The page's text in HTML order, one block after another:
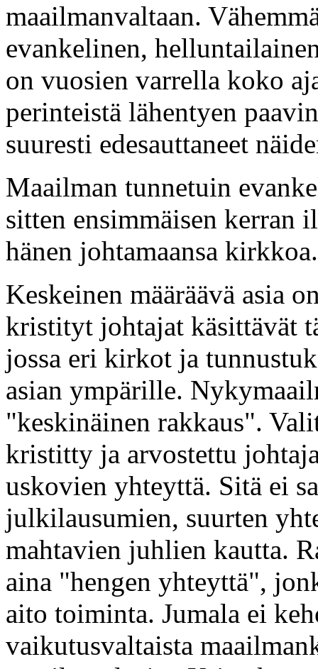
maailmanvaltaan.
evankelinen,
on vuosien varrella koko
perinteistä lähentyen
suuresti edesauttaneet
Maailman tunnetuin
sitten ensimmäisen kerran
hänen johtamaansa kirkkoa.
Keskeinen määräävä asia
kristityt johtajat käsittävät
jossa eri kirkot ja
asian ympärille.
"keskinäinen rakkaus".
kristitty ja arvostettu
uskovien yhteyttä. Sitä ei
julkilausumien, suurten
mahtavien juhlien kautta.
aina "hengen yhteyttä",
aito toiminta. Jumala ei
vaikutusvaltaista